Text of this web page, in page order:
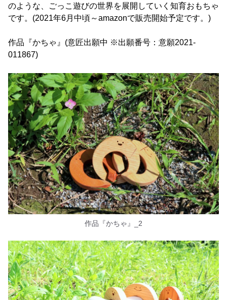
のような、ごっこ遊びの世界を展開していく知育おもちゃ
です。(2021年6月中頃～amazonで販売開始予定です。)
作品『かちゃ』(意匠出願中 ※出願番号：意願2021-
011867)
作品『かちゃ』_2